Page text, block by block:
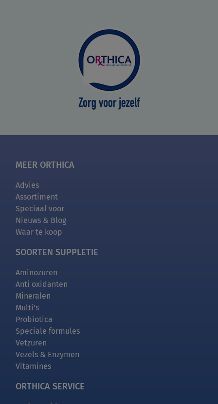
MEER ORTHICA
Advies
Assortiment
Speciaal voor
Nieuws & Blog
Waar te koop
SOORTEN SUPPLETIE
Aminozuren
Anti oxidanten
Mineralen
Multi’s
Probiotica
Speciale formules
Vetzuren
Vezels & Enzymen
Vitamines
ORTHICA SERVICE